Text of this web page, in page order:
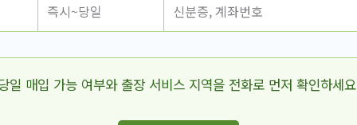
즉시~당일 신분증, 계좌번호
일 매입 가능 여부와 출장 서비스 지역을 전화로 먼저 확인하세